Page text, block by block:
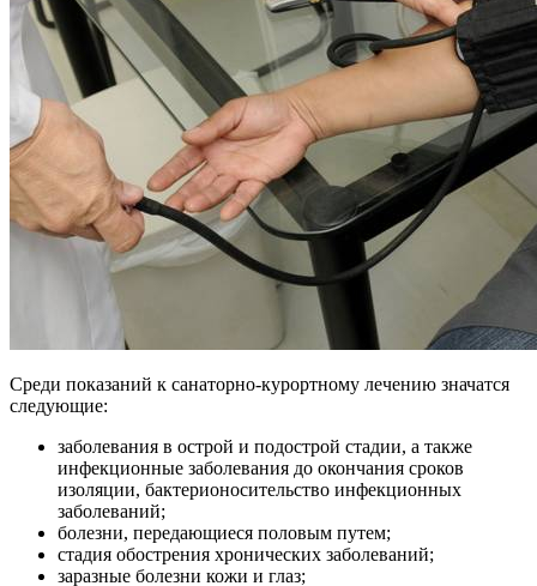
Среди показаний к санаторно-курортному лечению значатся
следующие:
заболевания в острой и подострой стадии, а также
инфекционные заболевания до окончания сроков
изоляции, бактерионосительство инфекционных
заболеваний;
болезни, передающиеся половым путем;
стадия обострения хронических заболеваний;
заразные болезни кожи и глаз;